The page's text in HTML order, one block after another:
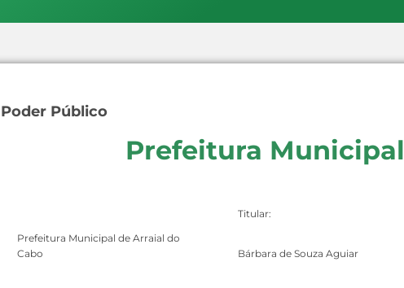
Poder Público
Prefeitura Municipal
Prefeitura Municipal de Arraial do
Cabo
Titular:
Bárbara de Souza Aguiar